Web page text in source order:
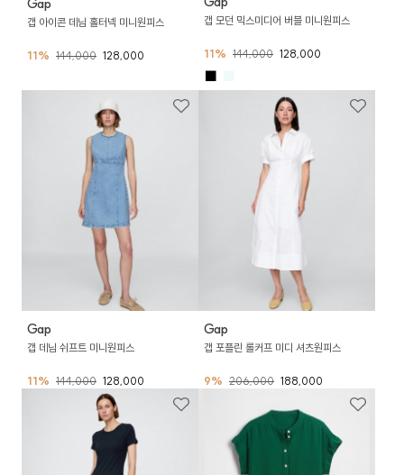
Gap
갭 아이콘 데님 홀터넥 미니원피스
11% 144,000 128,000
갭 모던 믹스미디어 버블 미니원피스
11% 144,000 128,000
■
Gap
갭 데님 쉬프트 미니원피스
11% 144,000 128,000
Gap
갭 포플린 롤커프 미디 셔츠원피스
9% 206,000 188,000